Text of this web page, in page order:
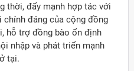
thời, đẩy mạnh hợp tác với
đáng của cộng đồng
hỗ trợ đồng bào ổn định
nhập và phát triển mạnh
tại.